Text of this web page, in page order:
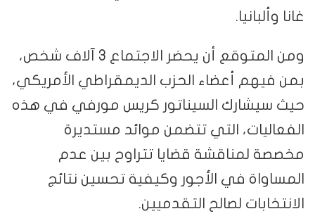
غانا وألبانيا.
ومن المتوقع أن يحضر الاجتماع 3 آلاف شخص،
بمن فيهم أعضاء الحزب الديمقراطي الأمريكي،
حيث سيشارك السيناتور كريس مورفي في هذه
الفعاليات، التي تتضمن موائد مستديرة
مخصصة لمناقشة قضايا تتراوح بين عدم
المساواة في الأجور وكيفية تحسين نتائج
الانتخابات لصالح التقدميين.